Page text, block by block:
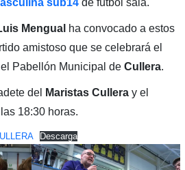
Mengual ha convocado a estos
amistoso que se celebrará el
Pabellón Municipal de Cullera.
del Maristas Cullera y el
18:30 horas.
Descarga